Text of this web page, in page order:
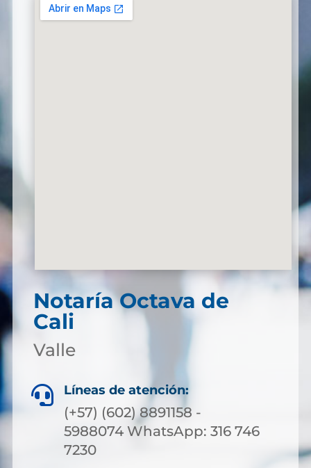
Notaría Octava de
Cali
Valle
 Líneas de atención:
(+57) (602) 8891158 -
5988074 WhatsApp: 316 746
7230